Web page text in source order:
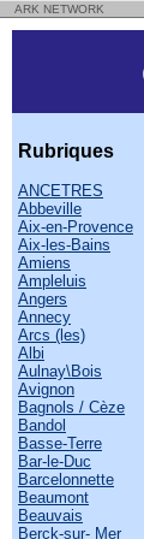
ARK NETWORK
Rubriques
ANCETRES
Abbeville
Aix-en-Provence
Aix-les-Bains
Amiens
Ampleluis
Angers
Annecy
Arcs (les)
Albi
Aulnay\Bois
Avignon
Bagnols / Cèze
Bandol
Basse-Terre
Bar-le-Duc
Barcelonnette
Beaumont
Beauvais
Berck-sur- Mer